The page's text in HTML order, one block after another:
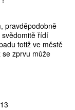
pravděpodobně
svědomitě řídí
totiž ve městě
zprvu může